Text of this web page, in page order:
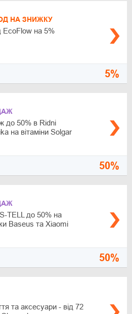
НА ЗНИЖКУ
EcoFlow на 5%
5%
до 50% в Ridni
на вітаміни Solgar
50%
TELL до 50% на
Baseus та Xiaomi
50%
та аксесуари - від 72